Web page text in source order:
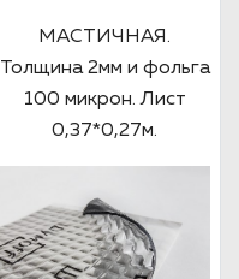
МАСТИЧНАЯ.
Толщина 2мм и фольга
100 микрон. Лист
0,37*0,27м.